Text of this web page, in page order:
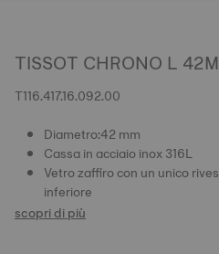
TISSOT CHRONO L
T116.417.16.092.00
Diametro:42 mm
Cassa in acciaio inox 316L
Vetro zaffiro con un unico
inferiore
scopri di più